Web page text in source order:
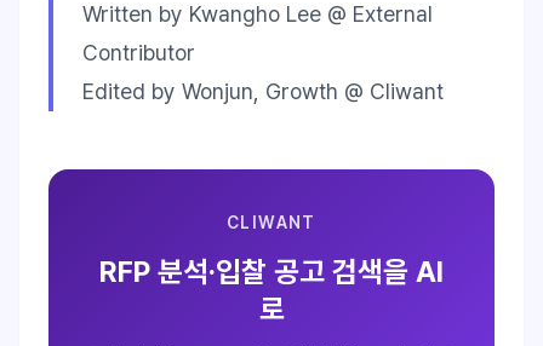
Written by Kwangho Lee @ External
Contributor
Edited by Wonjun, Growth @ Cliwant
CLIWANT
RFP 분석·입찰 공고 검색을 AI
로